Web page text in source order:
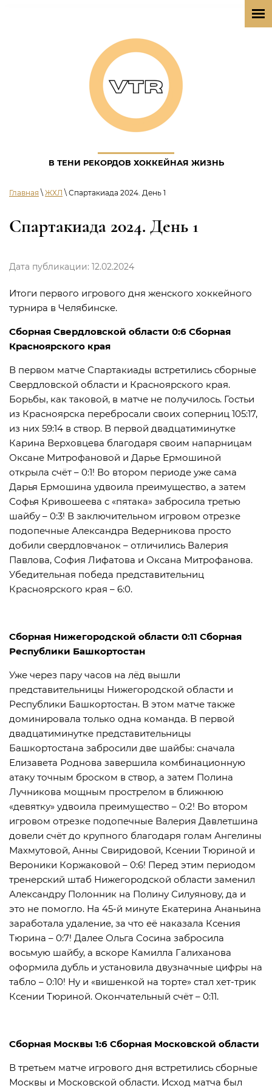
В ТЕНИ РЕКОРДОВ ХОККЕЙНАЯ ЖИЗНЬ
Главная \ ЖХЛ \ Спартакиада 2024. День 1
Спартакиада 2024. День 1
Дата публикации: 12.02.2024
Итоги первого игрового дня женского хоккейного
турнира в Челябинске.
Сборная Свердловской области 0:6 Сборная
Красноярского края
В первом матче Спартакиады встретились сборные
Свердловской области и Красноярского края.
Борьбы, как таковой, в матче не получилось. Гостьи
из Красноярска перебросали своих соперниц 105:17,
из них 59:14 в створ. В первой двадцатиминутке
Карина Верховцева благодаря своим напарницам
Оксане Митрофановой и Дарье Ермошиной
открыла счёт – 0:1! Во втором периоде уже сама
Дарья Ермошина удвоила преимущество, а затем
Софья Кривошеева с «пятака» забросила третью
шайбу – 0:3! В заключительном игровом отрезке
подопечные Александра Ведерникова просто
добили свердловчанок – отличились Валерия
Павлова, София Лифатова и Оксана Митрофанова.
Убедительная победа представительниц
Красноярского края – 6:0.
Сборная Нижегородской области 0:11 Сборная
Республики Башкортостан
Уже через пару часов на лёд вышли
представительницы Нижегородской области и
Республики Башкортостан. В этом матче также
доминировала только одна команда. В первой
двадцатиминутке представительницы
Башкортостана забросили две шайбы: сначала
Елизавета Роднова завершила комбинационную
атаку точным броском в створ, а затем Полина
Лучникова мощным прострелом в ближнюю
«девятку» удвоила преимущество – 0:2! Во втором
игровом отрезке подопечные Валерия Давлетшина
довели счёт до крупного благодаря голам Ангелины
Махмутовой, Анны Свиридовой, Ксении Тюриной и
Вероники Коржаковой – 0:6! Перед этим периодом
тренерский штаб Нижегородской области заменил
Александру Полонник на Полину Силуянову, да и
это не помогло. На 45-й минуте Екатерина Ананьина
заработала удаление, за что её наказала Ксения
Тюрина – 0:7! Далее Ольга Сосина забросила
восьмую шайбу, а вскоре Камилла Галиханова
оформила дубль и установила двузначные цифры на
табло – 0:10! Ну и «вишенкой на торте» стал хет-трик
Ксении Тюриной. Окончательный счёт – 0:11.
Сборная Москвы 1:6 Сборная Московской области
В третьем матче игрового дня встретились сборные
Москвы и Московской области. Исход матча был